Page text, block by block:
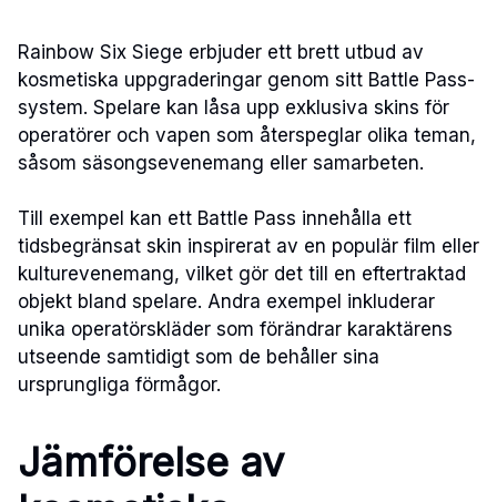
Rainbow Six Siege erbjuder ett brett utbud av
kosmetiska uppgraderingar genom sitt Battle Pass-
system. Spelare kan låsa upp exklusiva skins för
operatörer och vapen som återspeglar olika teman,
såsom säsongsevenemang eller samarbeten.
Till exempel kan ett Battle Pass innehålla ett
tidsbegränsat skin inspirerat av en populär film eller
kulturevenemang, vilket gör det till en eftertraktad
objekt bland spelare. Andra exempel inkluderar
unika operatörskläder som förändrar karaktärens
utseende samtidigt som de behåller sina
ursprungliga förmågor.
Jämförelse av